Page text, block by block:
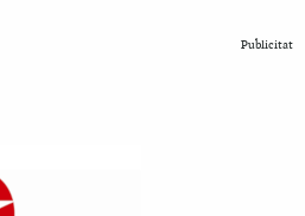
Publicitat